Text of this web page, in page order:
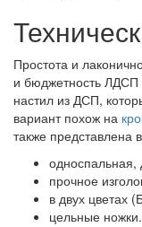
Простота и
и бюджетность ЛДСП
настил из ДСП,
вариант похож на
также представлена
односпальная,
прочное
в двух цветах
цельные ножки.